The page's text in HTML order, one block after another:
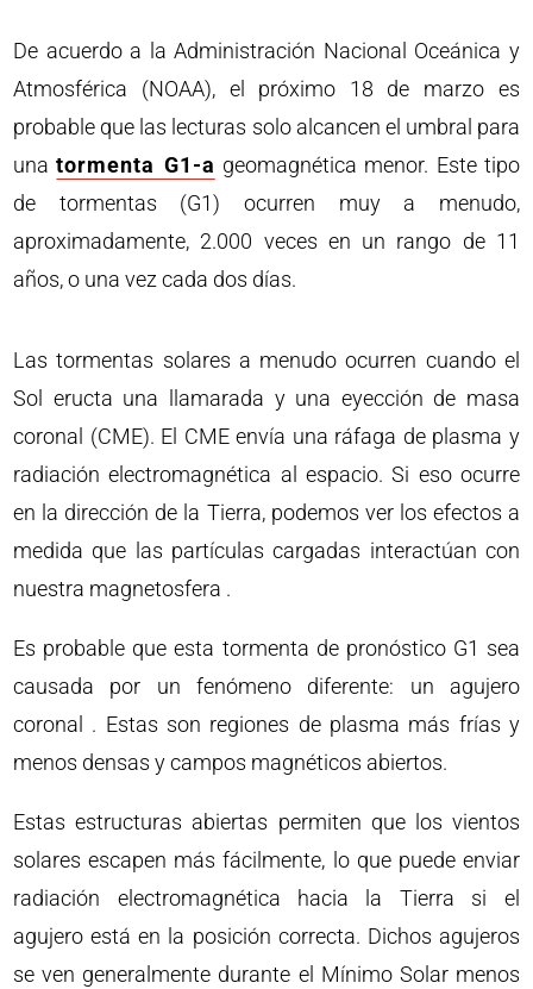
De acuerdo a la Administración Nacional Oceánica y
Atmosférica (NOAA), el próximo 18 de marzo es
probable que las lecturas solo alcancen el umbral para
unatormenta G1-a geomagnética menor. Este tipo
de tormentas (G1) ocurren muy a menudo,
aproximadamente, 2.000 veces en un rango de 11
años, o una vez cada dos días.
Las tormentas solares a menudo ocurren cuando el
Sol eructa una llamarada y una eyección de masa
coronal (CME). El CME envía una ráfaga de plasma y
radiación electromagnética al espacio. Si eso ocurre
en la dirección de la Tierra, podemos ver los efectos a
medida que las partículas cargadas interactúan con
nuestra magnetosfera .
Es probable que esta tormenta de pronóstico G1 sea
causada por un fenómeno diferente: un agujero
coronal . Estas son regiones de plasma más frías y
menos densas y campos magnéticos abiertos.
Estas estructuras abiertas permiten que los vientos
solares escapen más fácilmente, lo que puede enviar
radiación electromagnética hacia la Tierra si el
agujero está en la posición correcta. Dichos agujeros
se ven generalmente durante el Mínimo Solar menos